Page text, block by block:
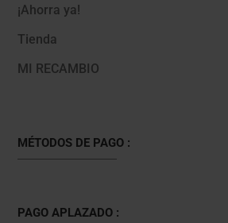
¡Ahorra ya!
Tienda
MI RECAMBIO
MÉTODOS DE PAGO :
PAGO APLAZADO :